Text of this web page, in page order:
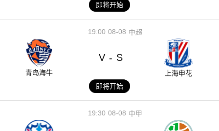
即将开始
08-08
19:00 中超
青岛海牛
V - S
上海申花
即将开始
08-08
19:30 中甲